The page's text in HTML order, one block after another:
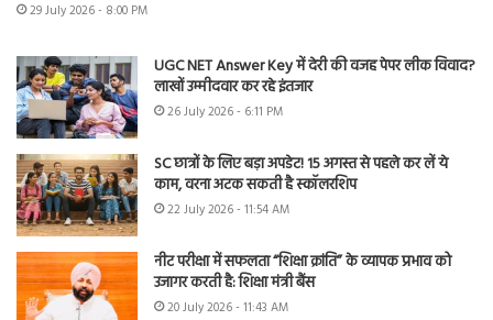
29 July 2026 - 8:00 PM
UGC NET Answer Key में देरी की वजह पेपर लीक विवाद?
लाखों उम्मीदवार कर रहे इंतजार
26 July 2026 - 6:11 PM
SC छात्रों के लिए बड़ा अपडेट! 15 अगस्त से पहले कर लें ये
काम, वरना अटक सकती है स्कॉलरशिप
22 July 2026 - 11:54 AM
नीट परीक्षा में सफलता “शिक्षा क्रांति” के व्यापक प्रभाव को
उजागर करती है: शिक्षा मंत्री बैंस
20 July 2026 - 11:43 AM